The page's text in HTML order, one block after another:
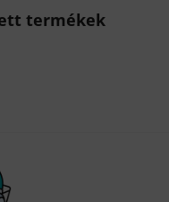
termékek